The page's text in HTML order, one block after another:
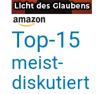
Top-15
meist-
diskutiert